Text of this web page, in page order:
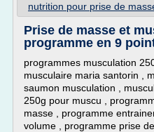
nutrition pour prise de
Prise de masse et
programme en 9
programmes musculation
musculaire maria santorin ,
saumon musculation ,
250g pour muscu ,
masse , programme
volume , programme prise